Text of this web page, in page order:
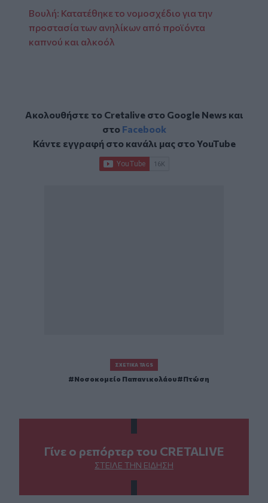
Βουλή: Κατατέθηκε το νομοσχέδιο για την
προστασία των ανηλίκων από προϊόντα
καπνού και αλκοόλ
Ακολουθήστε το Cretalive στο Google Newsκαι
στο Facebook
Κάντε εγγραφή στο κανάλι μας στοYouTube
ΣΧΕΤΙΚΆ TAGS
Νοσοκομείο Παπανικολάου Πτώση
Γίνε ο ρεπόρτερ του CRETALIVE
ΣΤΕΊΛΕ ΤΗΝ ΕΊΔΗΣΗ